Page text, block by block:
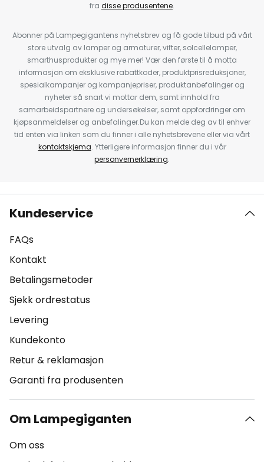
fra disse produsentene.
Abonner på Lampegigantens nyhetsbrev og få gode tilbud på vårt
store utvalg av lamper og armaturer, vifter, solcellelamper,
smarthusprodukter og mye mer! Vær den første til å motta
informasjon om eksklusive rabattkoder, produktprisreduksjoner,
spesialkampanjer og kampanjepriser, produktanbefalinger og
nyheter så snart vi mottar dem, samt innhold fra
samarbeidspartnere og undersøkelser, samt oppfordringer om
kjøpsanmeldelser og anbefalinger.Du kan melde deg av til enhver
tid enten via linken som du finner i alle nyhetsbrevene eller via vårt
kontaktskjema. Ytterligere informasjon finner du i vår
personvernerklæring.
Kundeservice
FAQs
Kontakt
Betalingsmetoder
Sjekk ordrestatus
Levering
Kundekonto
Retur & reklamasjon
Garanti fra produsenten
Om Lampegiganten
Om oss